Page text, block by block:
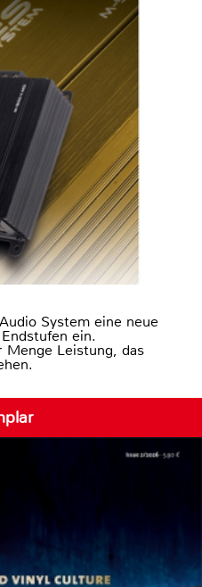
System eine neue
ein.
Menge Leistung, das